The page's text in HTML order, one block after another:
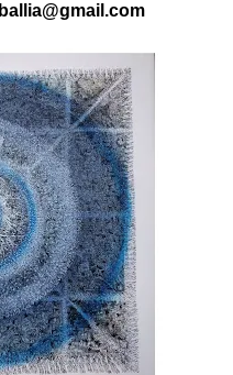
ballia@gmail.com